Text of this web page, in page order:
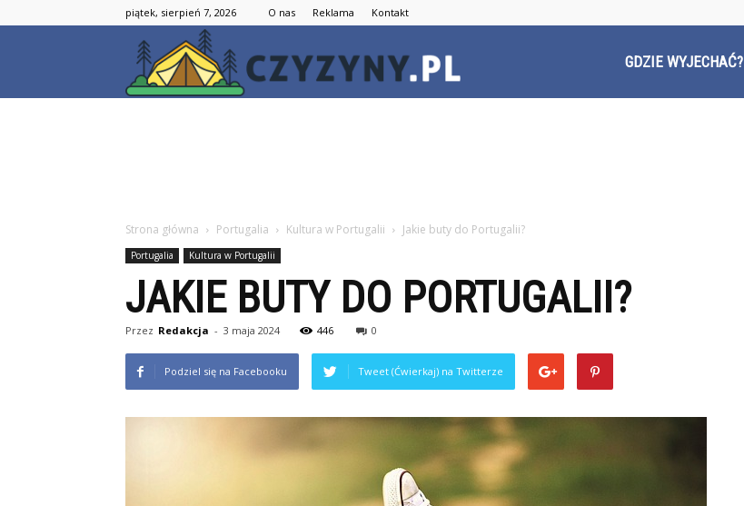
piątek, sierpień 7, 2026 O nas Reklama Kontakt
GDZIE WYJECHAĆ?
Strona główna Portugalia Kultura w Portugalii Jakie buty do Portugalii?
Portugalia Kultura w Portugalii
JAKIE BUTY DO PORTUGALII?
Przez Redakcja - 3 maja 2024 446 0
Podziel się na Facebooku Tweet (Ćwierkaj) na Twitterze